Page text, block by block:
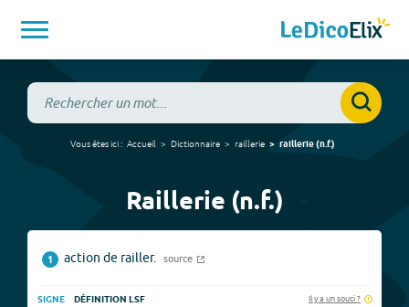
Vous êtes ici : Accueil Dictionnaire raillerie raillerie(n.f.)
Raillerie (n.f.)
1 action de railler. source
SIGNE DÉFINITION LSF Il y a un souci ?